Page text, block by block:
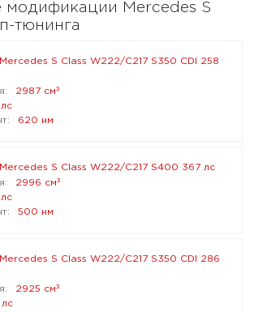
модификации Mercedes S
тюнинга
Mercedes S Class W222/C217 S350 CDI 258
2987 см³
620 нм
Mercedes S Class W222/C217 S400 367 лс
2996 см³
500 нм
Mercedes S Class W222/C217 S350 CDI 286
2925 см³